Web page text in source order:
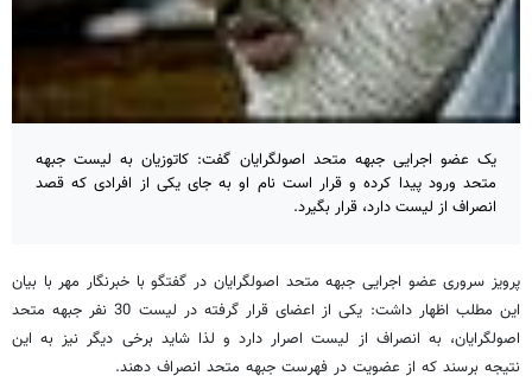
یک عضو اجرایی جبهه متحد اصولگرایان گفت: کاتوزیان به لیست جبهه
متحد ورود پیدا کرده و قرار است نام او به جای یکی از افرادی که قصد
انصراف از لیست دارد، قرار بگیرد.
پرویز سروری عضو اجرایی جبهه متحد اصولگرایان در گفتگو با خبرنگار مهر با بیان
این مطلب اظهار داشت: یکی از اعضای قرار گرفته در لیست 30 نفر جبهه متحد
اصولگرایان، به انصراف از لیست اصرار دارد و لذا شاید برخی دیگر نیز به این
نتیجه برسند که از عضویت در فهرست جبهه متحد انصراف دهند.